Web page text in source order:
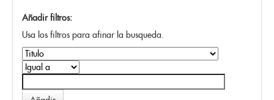
Añadir filtros:
Usa los filtros para afinar la busqueda.